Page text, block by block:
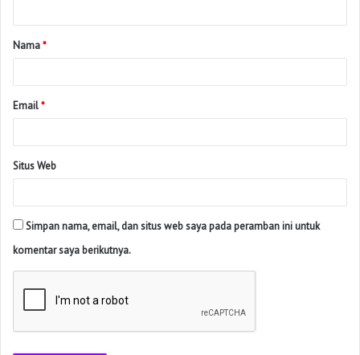
Nama*
Email*
Situs Web
Simpan nama, email, dan situs web saya pada peramban ini untuk
komentar saya berikutnya.